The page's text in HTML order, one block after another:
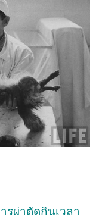
รผ่าตัดกินเวลา